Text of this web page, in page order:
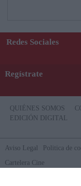
Redes Sociales
Regístrate
QUIÉNES SOMOS
EDICIÓN DIGITAL
Aviso Legal Politica de
Cartelera Cine